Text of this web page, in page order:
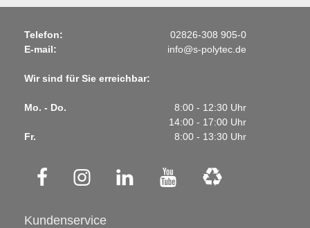
Telefon:
02826-308 905-0
E-mail:
info@s-polytec.de
Wir sind für Sie erreichbar:
Mo. - Do.
8:00 - 12:30 Uhr
14:00 - 17:00 Uhr
Fr.
8:00 - 13:30 Uhr
Kundenservice